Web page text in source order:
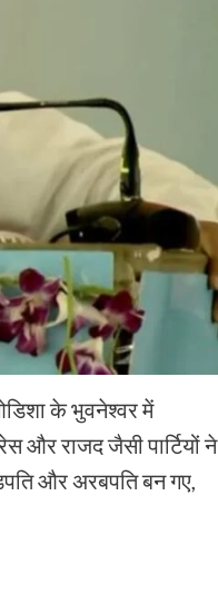
के भुवनेश्वर में
और राजद जैसी पार्टियों ने
और अरबपति बन गए,